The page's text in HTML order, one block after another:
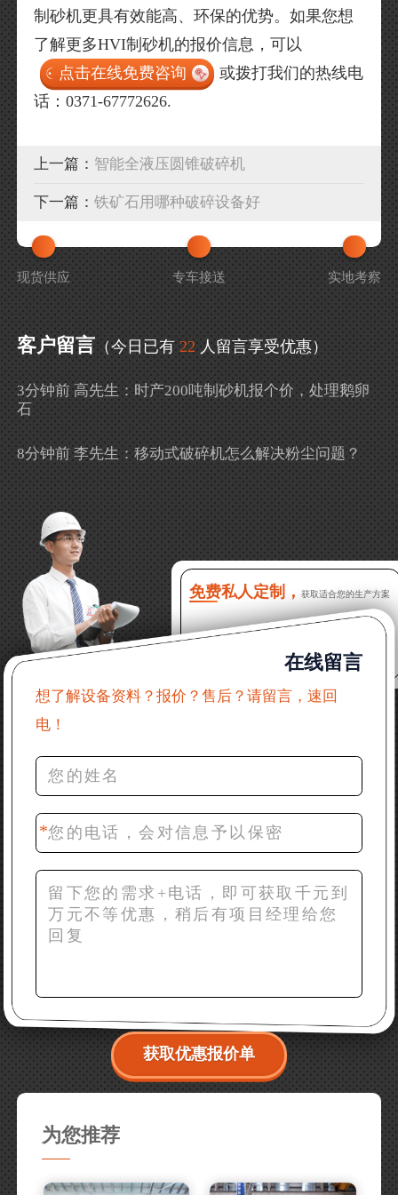
制砂机更具有效能高、环保的优势。如果您想
了解更多HVI制砂机的报价信息，可以
点击在线免费咨询
或拨打我们的热线电
话：0371-67772626.
上一篇： 智能全液压圆锥破碎机
下一篇：铁矿石用哪种破碎设备好
现货供应 专车接送 实地考察
客户留言 （今日已有 22 人留言享受优惠）
3分钟前 高先生：时产200吨制砂机报个价，处理鹅卵
石
8分钟前 李先生：移动式破碎机怎么解决粉尘问题？
吗？
16分钟前 程先生：破碎生产线出个方案及报价，有什
么售后服务？
22分钟前 郑女士：想了解时产500吨锤破，加工石灰石
31分钟前 吴先生：成套石头破碎设备有吗？给个详细
产品资料
36分钟前 罗先生：每小时100吨左右的鄂破和反击破，
42分钟前 梁先生：膨润土磨到200目，用什么磨粉设
备？
免费私人定制， 获取适合您的生产方案
在线留言
想了解设备资料？报价？售后？请留言，速回
电！
获取优惠报价单
为您推荐